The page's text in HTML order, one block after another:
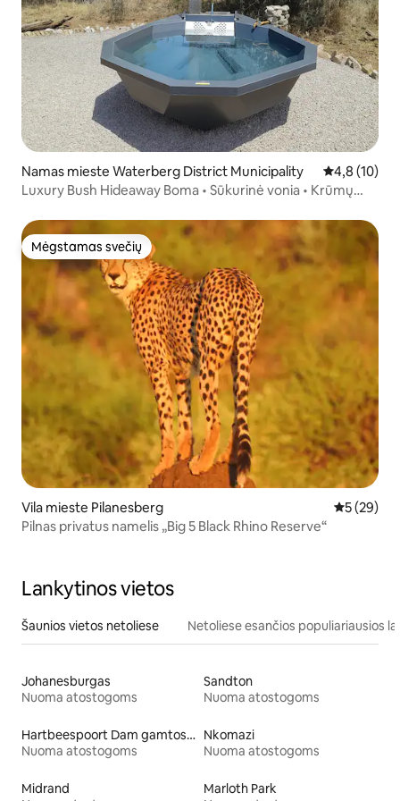
Namas mieste Waterberg District Municipality Vidutinis
4,8 (10)
Luxury Bush Hideaway Boma • Sūkurinė vonia • Krūmų
Mėgstamas svečių
Mėgstamas svečių
Vila mieste Pilanesberg Vidutinis
5 (29)
Pilnas privatus namelis „Big 5 Black Rhino Reserve“
Lankytinos vietos
Šaunios vietos netoliese Netoliese esančios populiariausios
Johanesburgas
Nuoma atostogoms
Sandton
Nuoma atostogoms
Hartbeespoort Dam gamtos rezervatas
Nuoma atostogoms
Nkomazi
Nuoma atostogoms
Midrand
Marloth Park